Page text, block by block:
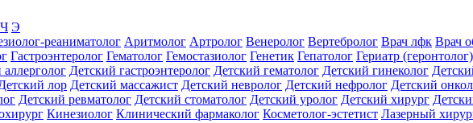
Ч Э
реаниматолог Аритмолог Артролог Венеролог Вертебролог Врач лфк Врач
Гастроэнтеролог Гематолог Гемостазиолог Генетик Гепатолог Гериатр (геронтолог)
Детский гастроэнтеролог Детский гематолог Детский гинеколог
лор Детский массажист Детский невролог Детский нефролог Детский
Детский ревматолог Детский стоматолог Детский уролог Детский хирург
Кинезиолог Клинический фармаколог Косметолог-эстетист Лазерный